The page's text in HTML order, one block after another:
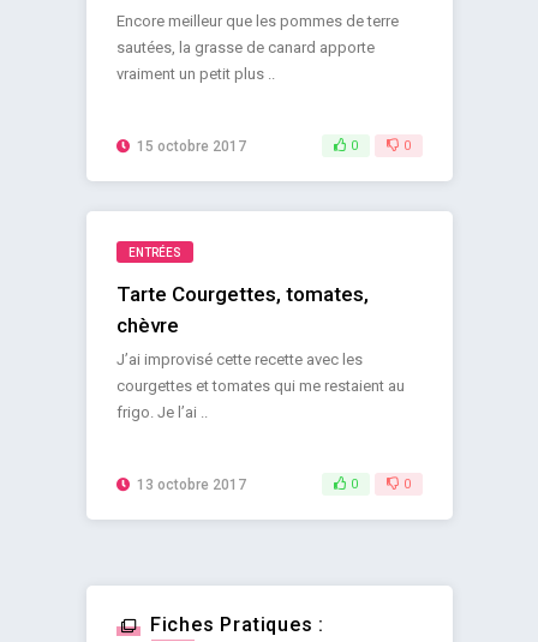
Encore meilleur que les pommes de terre
sautées, la grasse de canard apporte
vraiment un petit plus ..
15 octobre 2017 0 0
ENTRÉES
Tarte Courgettes, tomates,
chèvre
J’ai improvisé cette recette avec les
courgettes et tomates qui me restaient au
frigo. Je l’ai ..
13 octobre 2017 0 0
Fiches Pratiques :